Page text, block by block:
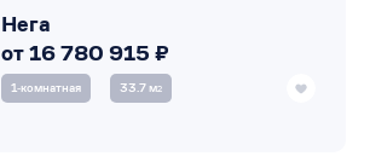
Нега
от 16 780 915 ₽
1‑комнатная 33.7 м2